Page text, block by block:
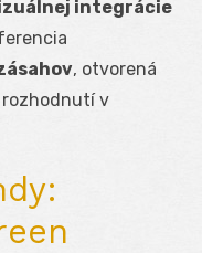
integrácie
, otvorená
rozhodnutí v